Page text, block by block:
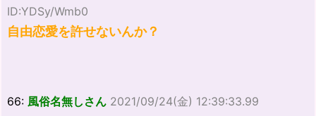
ID:YDSy/Wmb0
自由恋愛を許せないんか？
66: 風俗名無しさん 2021/09/24(金) 12:39:33.99